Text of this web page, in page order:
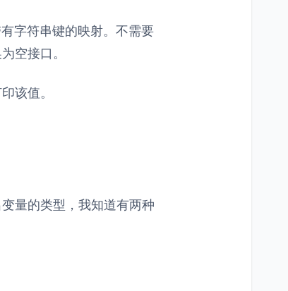
有字符串键的映射。不需要
空接口。
该值。
量的类型，我知道有两种